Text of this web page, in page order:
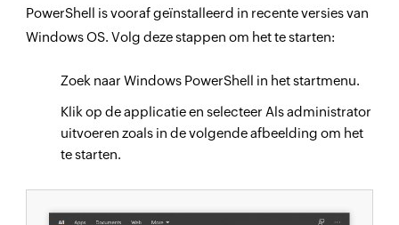
PowerShell is vooraf geïnstalleerd in recente versies van
Windows OS. Volg deze stappen om het te starten:
Zoek naar Windows PowerShell in het startmenu.
Klik op de applicatie en selecteer Als administrator
uitvoeren zoals in de volgende afbeelding om het
te starten.